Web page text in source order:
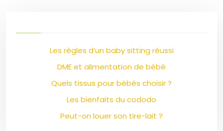
Les règles d’un baby sitting réussi
DME et alimentation de bébé
Quels tissus pour bébés choisir ?
Les bienfaits du cododo
Peut-on louer son tire-lait ?